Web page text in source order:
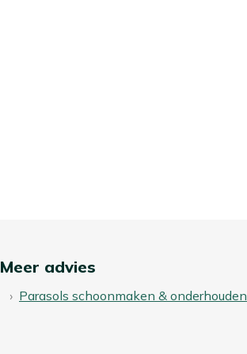
Meer advies
Parasols schoonmaken & onderhouden